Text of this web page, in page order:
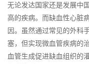
无论发达国家还是发展中
高的疾病。而缺血性心脏
因。虽然通过常见的外科
塞，但实现微血管疾病的
血管生成促进缺血组织的